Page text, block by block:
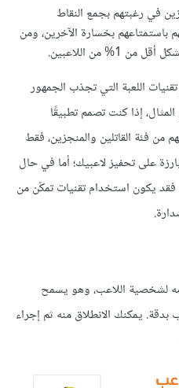
في رغبتهم بجمع النقاط
باستمتاعهم بخسارة الآخرين، ومن
من اللاعبين.
اللعبة التي تجذب الجمهور
إذا كنت تصمم تطبيقًا
فئة القاتلين والمنجزين، فقط
على تحفيز لاعبيك؛ أما في حال
فقد يكون استخدام تقنيات تمكّن من
لشخصية اللاعب، وهو يسمح
يمكنك الانطلاق منه ثم إجراء